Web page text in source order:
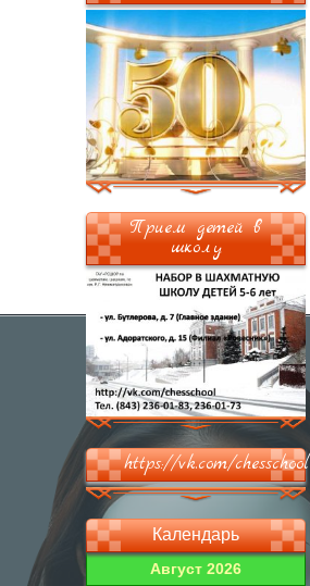
Прием детей в
школу
https://vk.com/chesschool
Календарь
Август 2026